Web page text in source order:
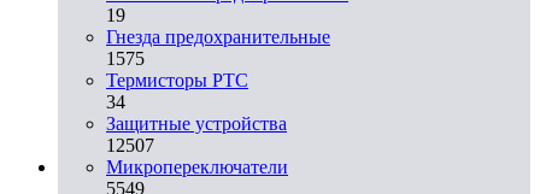
19
Гнезда предохранительные
1575
Термисторы PTC
34
Защитные устройства
12507
Микропереключатели
5549